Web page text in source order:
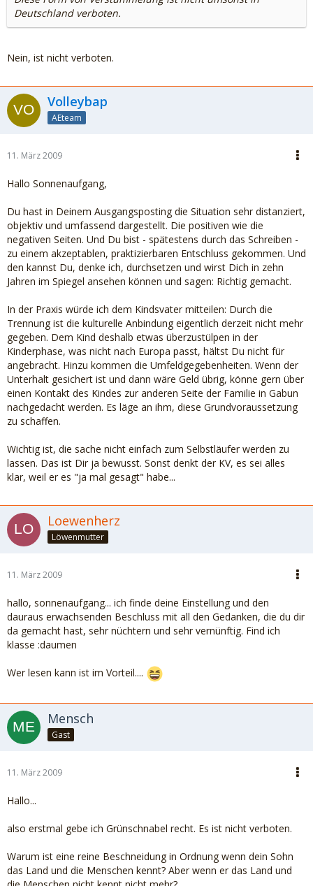
Deutschland verboten.
Nein, ist nicht verboten.
Volleybap
AEteam
11. März 2009
Hallo Sonnenaufgang,
Du hast in Deinem Ausgangsposting die Situation sehr distanziert,
objektiv und umfassend dargestellt. Die positiven wie die
negativen Seiten. Und Du bist - spätestens durch das Schreiben -
zu einem akzeptablen, praktizierbaren Entschluss gekommen. Und
den kannst Du, denke ich, durchsetzen und wirst Dich in zehn
Jahren im Spiegel ansehen können und sagen: Richtig gemacht.
In der Praxis würde ich dem Kindsvater mitteilen: Durch die
Trennung ist die kulturelle Anbindung eigentlich derzeit nicht mehr
gegeben. Dem Kind deshalb etwas überzustülpen in der
Kinderphase, was nicht nach Europa passt, hältst Du nicht für
angebracht. Hinzu kommen die Umfeldgegebenheiten. Wenn der
Unterhalt gesichert ist und dann wäre Geld übrig, könne gern über
einen Kontakt des Kindes zur anderen Seite der Familie in Gabun
nachgedacht werden. Es läge an ihm, diese Grundvoraussetzung
zu schaffen.
Wichtig ist, die sache nicht einfach zum Selbstläufer werden zu
lassen. Das ist Dir ja bewusst. Sonst denkt der KV, es sei alles
klar, weil er es "ja mal gesagt" habe...
Loewenherz
Löwenmutter
11. März 2009
hallo, sonnenaufgang... ich finde deine Einstellung und den
dauraus erwachsenden Beschluss mit all den Gedanken, die du dir
da gemacht hast, sehr nüchtern und sehr vernünftig. Find ich
klasse :daumen
Wer lesen kann ist im Vorteil....
Mensch
Gast
11. März 2009
Hallo...
also erstmal gebe ich Grünschnabel recht. Es ist nicht verboten.
Warum ist eine reine Beschneidung in Ordnung wenn dein Sohn
das Land und die Menschen kennt? Aber wenn er das Land und